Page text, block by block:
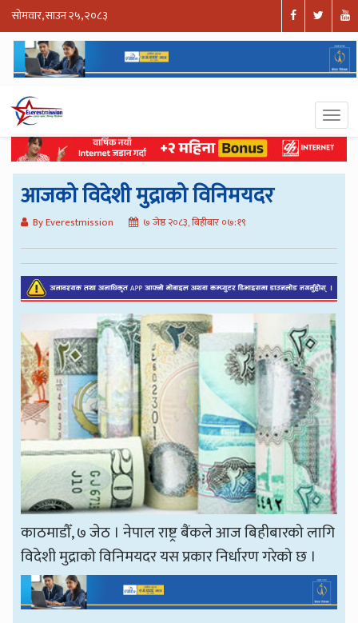
सोमवार, साउन २५, २०८३
आजको विदेशी मुद्राको विनिमयदर
By Everestmission ७ जेष्ठ २०८३, बिहीबार ०७:१९
काठमाडौँ, ७ जेठ । नेपाल राष्ट्र बैंकले आज बिहीबारको लागि
विदेशी मुद्राको विनिमयदर यस प्रकार निर्धारण गरेको छ ।